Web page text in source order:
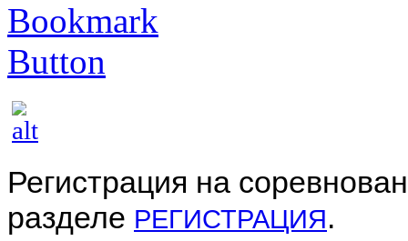
Регистрация на
разделе РЕГИСТРАЦИЯ.